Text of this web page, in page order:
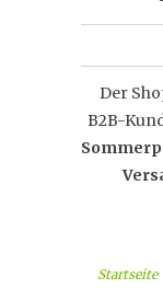
Der
B2B-
Startseite